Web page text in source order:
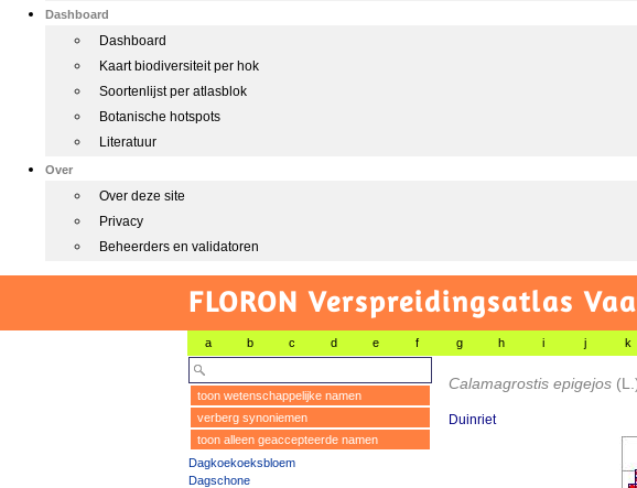
Dashboard
Dashboard
Kaart biodiversiteit per hok
Soortenlijst per atlasblok
Botanische hotspots
Literatuur
Over
Over deze site
Privacy
Beheerders en validatoren
FLORON Verspreidingsatlas
a b c d e f g h i j k
toon wetenschappelijke namen
verberg synoniemen
toon alleen geaccepteerde namen
Dagkoekoeksbloem
Dagschone
Calamagrostis epigejos
Duinriet